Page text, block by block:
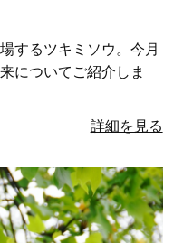
するツキミソウ。今月
についてご紹介しま
詳細を見る